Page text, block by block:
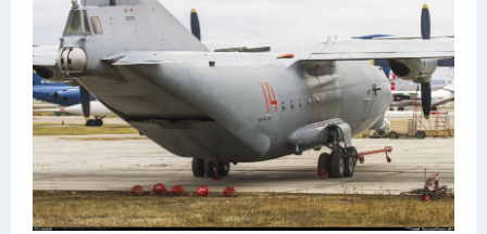
Шкода
Вертолеты
Мазда
Самокаты
Велосипеды
Рено